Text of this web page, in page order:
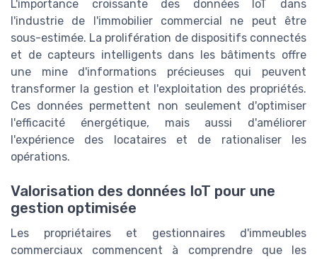
L'importance croissante des données IoT dans
l'industrie de l'immobilier commercial ne peut être
sous-estimée. La prolifération de dispositifs connectés
et de capteurs intelligents dans les bâtiments offre
une mine d'informations précieuses qui peuvent
transformer la gestion et l'exploitation des propriétés.
Ces données permettent non seulement d'optimiser
l'efficacité énergétique, mais aussi d'améliorer
l'expérience des locataires et de rationaliser les
opérations.
Valorisation des données IoT pour une
gestion optimisée
Les propriétaires et gestionnaires d'immeubles
commerciaux commencent à comprendre que les